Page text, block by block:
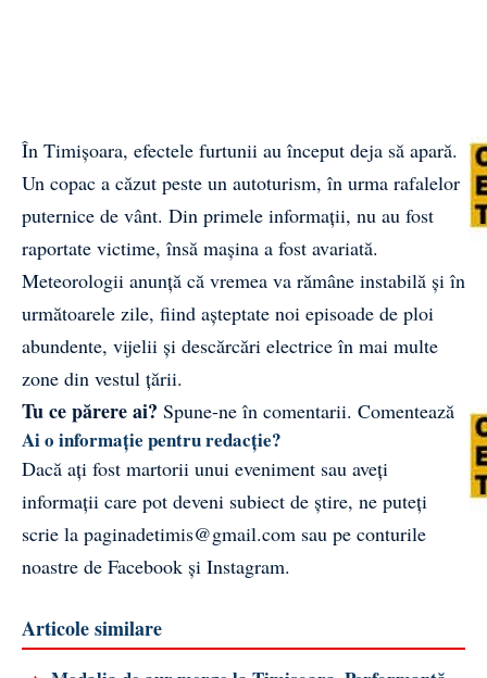
În Timișoara, efectele furtunii au început deja să apară.
Un copac a căzut peste un autoturism, în urma rafalelor
puternice de vânt. Din primele informații, nu au fost
raportate victime, însă mașina a fost avariată.
Meteorologii anunță că vremea va rămâne instabilă și în
următoarele zile, fiind așteptate noi episoade de ploi
abundente, vijelii și descărcări electrice în mai multe
zone din vestul țării.
Tu ce părere ai? Spune-ne în comentarii. Comentează
Ai o informație pentru redacție?
Dacă ați fost martorii unui eveniment sau aveți
informații care pot deveni subiect de știre, ne puteți
scrie la paginadetimis@gmail.com sau pe conturile
noastre de Facebook și Instagram.
Articole similare